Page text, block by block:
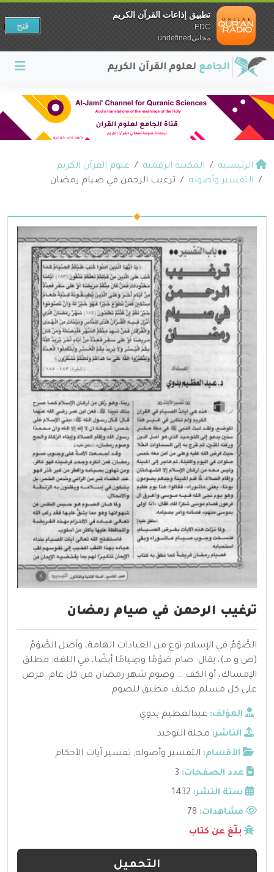
الرئيسية المكتبة الرقمية
علوم القرآن الكريم
التفسير وأصوله
ترغيب الرحمن في صيام رمضان
ترغيب الرحمن في صيام رمضان
الصَّوْمُ في الإسلام نوع من العبادات الهامة، وأصل الصَّوْمُ
(ص و مـ)، يقال: صام صَوْمًا وصِيامًا أيضًا، في اللغة: مطلق
الإمساك، أو الكف … وصوم شهر رمضان من كل عام: فرض
على كل مسلم مكلف مطيق للصوم
المؤلف: عبدالعظيم بدوي
الناشر: مجلة التوحيد
الأقسام: التفسير وأصوله, تفسير آيات الأحكام
عدد الصفحات: 3
سنة النشر: 1432
مشاهدات:
بلّغ عن كتاب
التحميل
تطبيق إذاعات القرآن الكريم
EDC
مجانيundefined
فتح